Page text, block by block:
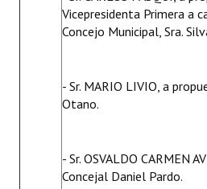
Vicepresidenta Primera a
Concejo Municipal, Sra.
- Sr. MARIO LIVIO, a
Otano.
- Sr. OSVALDO CARMEN
Concejal Daniel Pardo.